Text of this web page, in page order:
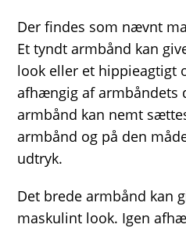
Der findes som nævnt
Et tyndt armbånd kan
look eller et hippieagtigt
afhængig af armbåndets
armbånd kan nemt
armbånd og på den
udtryk.
Det brede armbånd kan
maskulint look. Igen